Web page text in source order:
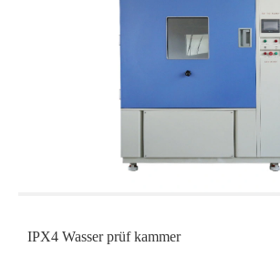
IPX4 Wasser prüf kammer